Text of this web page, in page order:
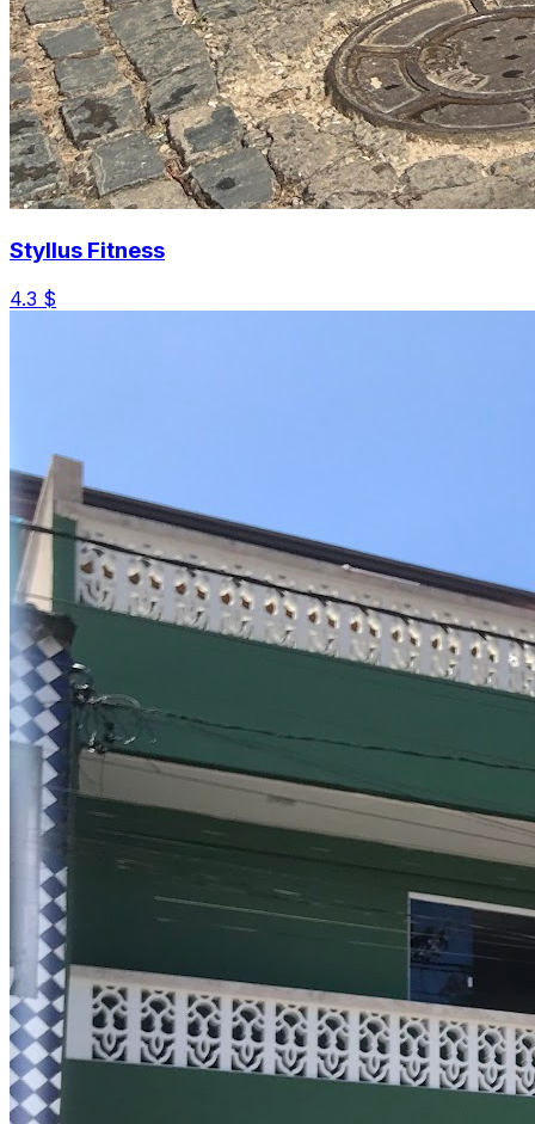
Styllus Fitness
4.3 $